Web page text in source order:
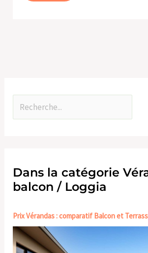
Dans la catégorie
balcon / Loggia
Prix Vérandas : comparatif Balcon et